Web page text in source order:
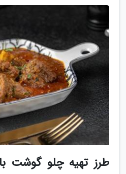
طرز تهیه چلو گوشت